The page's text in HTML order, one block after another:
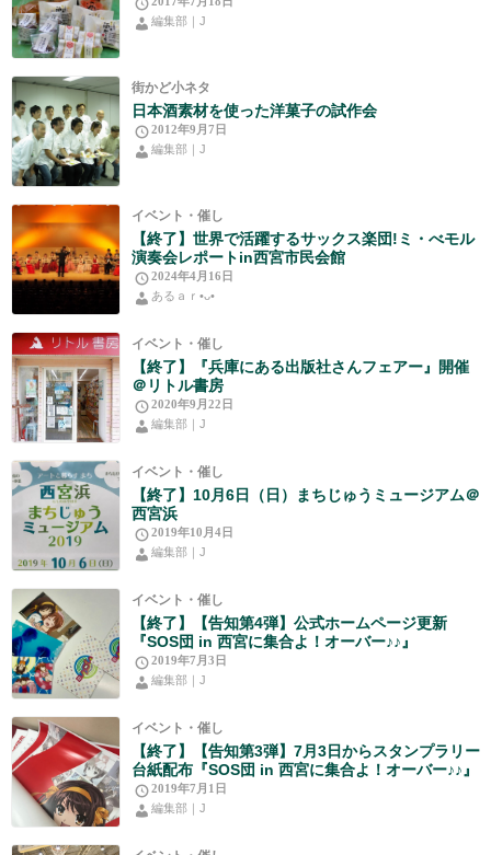
編集部｜J
街かど小ネタ
日本酒素材を使った洋菓子の試作会
2012年9月7日
編集部｜J
イベント・催し
【終了】世界で活躍するサックス楽団!ミ・べモル
演奏会レポートin西宮市民会館
2024年4月16日
あるａｒ•⁠ᴗ⁠•⁠
イベント・催し
【終了】『兵庫にある出版社さんフェアー』開催
＠リトル書房
2020年9月22日
編集部｜J
イベント・催し
【終了】10月6日（日）まちじゅうミュージアム＠
西宮浜
2019年10月4日
編集部｜J
イベント・催し
【終了】【告知第4弾】公式ホームページ更新
『SOS団 in 西宮に集合よ！オーバー♪♪』
2019年7月3日
編集部｜J
イベント・催し
【終了】【告知第3弾】7月3日からスタンプラリー
台紙配布『SOS団 in 西宮に集合よ！オーバー♪♪』
2019年7月1日
編集部｜J